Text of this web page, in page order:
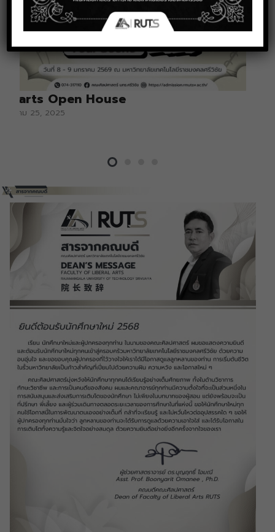
Libarts Open House
ธันวาคม 25, 2025